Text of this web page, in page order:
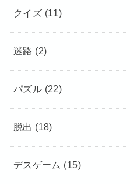
クイズ (11)
迷路 (2)
パズル (22)
脱出 (18)
デスゲーム (15)